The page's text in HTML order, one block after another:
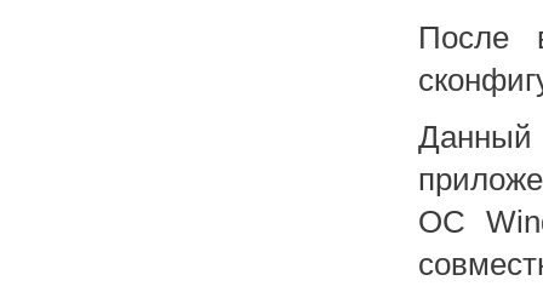
После
ОС